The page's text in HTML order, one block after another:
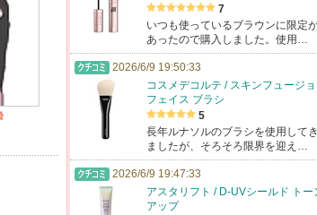
7
いつも使っているブラウンに限定
あったので購入しました。使用…
2026/6/9 19:50:33
コスメデコルテ / スキンフュージ
フェイス ブラシ
5
長年ルナソルのブラシを使用してき
ましたが、そろそろ限界を迎え…
2026/6/9 19:47:33
アスタリフト / D-UVシールド トー
アップ